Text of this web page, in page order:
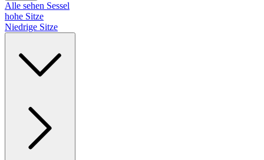
Alle sehen Sessel
hohe Sitze
Niedrige Sitze